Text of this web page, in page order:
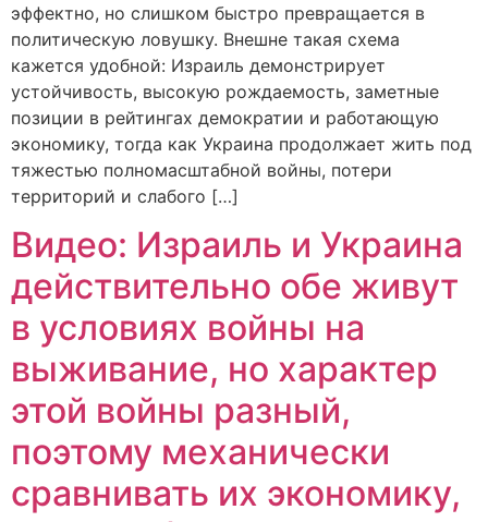
эффектно, но слишком быстро превращается в
политическую ловушку. Внешне такая схема
кажется удобной: Израиль демонстрирует
устойчивость, высокую рождаемость, заметные
позиции в рейтингах демократии и работающую
экономику, тогда как Украина продолжает жить под
тяжестью полномасштабной войны, потери
территорий и слабого […]
Видео: Израиль и Украина
действительно обе живут
в условиях войны на
выживание, но характер
этой войны разный,
поэтому механически
сравнивать их экономику,